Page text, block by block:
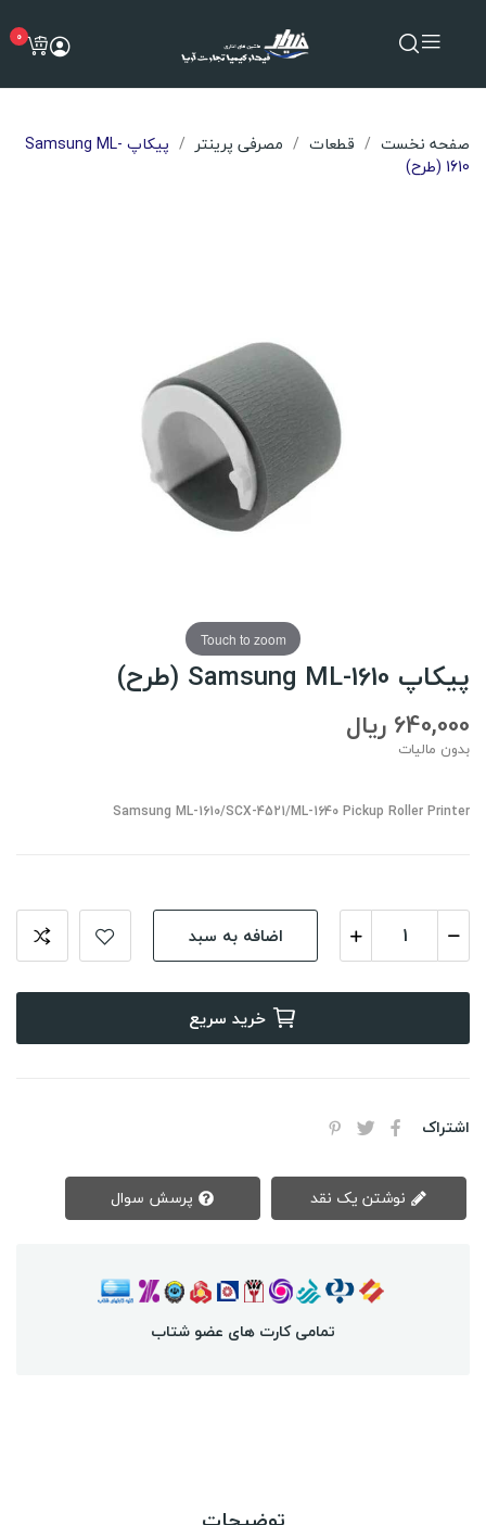
0
صفحه نخست قطعات مصرفی پرینتر
پیکاپ Samsung ML-
1610 (طرح)
Touch to zoom
پیکاپ Samsung ML-1610 (طرح)
640,000 ریال
بدون مالیات
Samsung ML-1610/SCX-4521/ML-1640 Pickup Roller Printer
اضافه به سبد
خرید سریع
اشتراک
تمامی کارت های عضو شتاب